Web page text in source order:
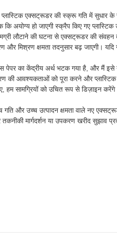
एक्सट्रूडर की स्क्रू गति में सुधार
​​कि अयोग्य हो जाएगी स्क्रैप किए गए
लौटाने की घटना से एक्सट्रूडर की संवहन
मिश्रण क्षमता तदनुसार बढ़ जाएगी। यदि
पेपर का केंद्रीय अर्थ भटक गया है, और मैं इसे
आवश्यकताओं को पूरा करने और प्लास्टिक
हम सामग्रियों को उचित रूप से डिज़ाइन
और उच्च उत्पादन क्षमता वाले नए
मार्गदर्शन या उपकरण खरीद सुझाव